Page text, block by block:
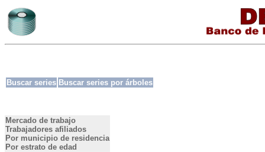
Buscar series Buscar series por árboles
Mercado de trabajo
Trabajadores afiliados
Por municipio de residencia
Por estrato de edad